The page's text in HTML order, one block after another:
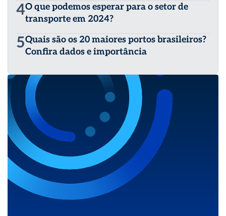
4O que podemos esperar para o setor de
transporte em 2024?
5Quais são os 20 maiores portos brasileiros?
Confira dados e importância